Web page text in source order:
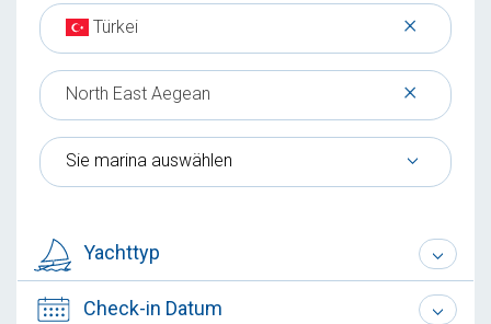
×
Türkei
×
North East Aegean
Sie marina auswählen
Yachttyp
Check-in Datum